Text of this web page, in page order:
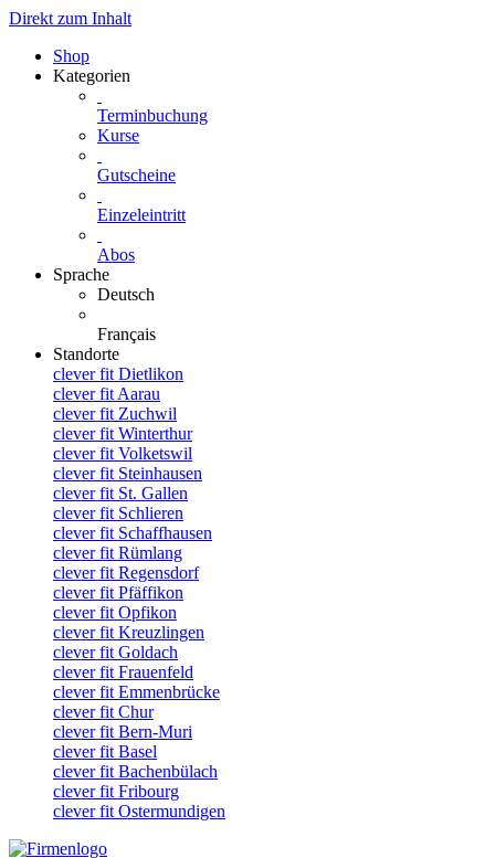
Direkt zum Inhalt
Shop
Kategorien
Terminbuchung
Kurse
Gutscheine
Einzeleintritt
Abos
Sprache
Deutsch
Français
Standorte
clever fit Dietlikon
clever fit Aarau
clever fit Zuchwil
clever fit Winterthur
clever fit Volketswil
clever fit Steinhausen
clever fit St. Gallen
clever fit Schlieren
clever fit Schaffhausen
clever fit Rümlang
clever fit Regensdorf
clever fit Pfäffikon
clever fit Opfikon
clever fit Kreuzlingen
clever fit Goldach
clever fit Frauenfeld
clever fit Emmenbrücke
clever fit Chur
clever fit Bern-Muri
clever fit Basel
clever fit Bachenbülach
clever fit Fribourg
clever fit Ostermundigen